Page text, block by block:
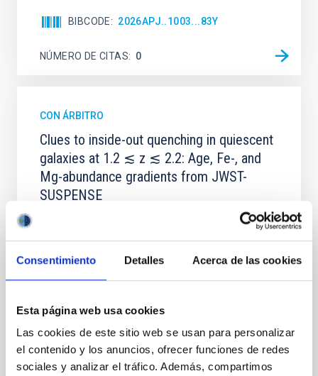
Consentimiento Detalles Acerca de las cookies
Esta página web usa cookies
Las cookies de este sitio web se usan para personalizar
el contenido y los anuncios, ofrecer funciones de redes
sociales y analizar el tráfico. Además, compartimos
BIBCODE 2026APJ..1003...83Y
NÚMERO DE CITAS 0
CON ÁRBITRO
Clues to inside-out quenching in quiescent
galaxies at 1.2 ≲ z ≲ 2.2: Age, Fe-, and
Mg-abundance gradients from JWST-
SUSPENSE
Spatially resolved stellar populations of massive
mass assembly mechanisms. Previous photometric
studies have revealed that the cores of these
spectroscopy is needed to break the age-metallicity
Cheng, Chloe M. et al.
Fecha de publicación: